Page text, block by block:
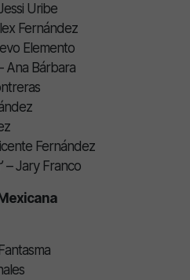
Uribe
Fernández
Elemento
Ana Bárbara
Fernández
– Jary Franco